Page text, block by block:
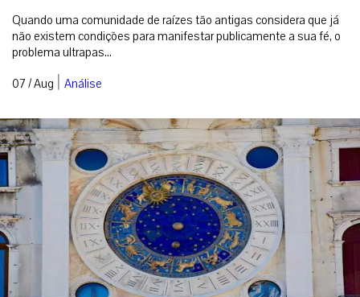
Quando uma comunidade de raízes tão antigas considera que já
não existem condições para manifestar publicamente a sua fé, o
problema ultrapas...
07 / Aug | Análise